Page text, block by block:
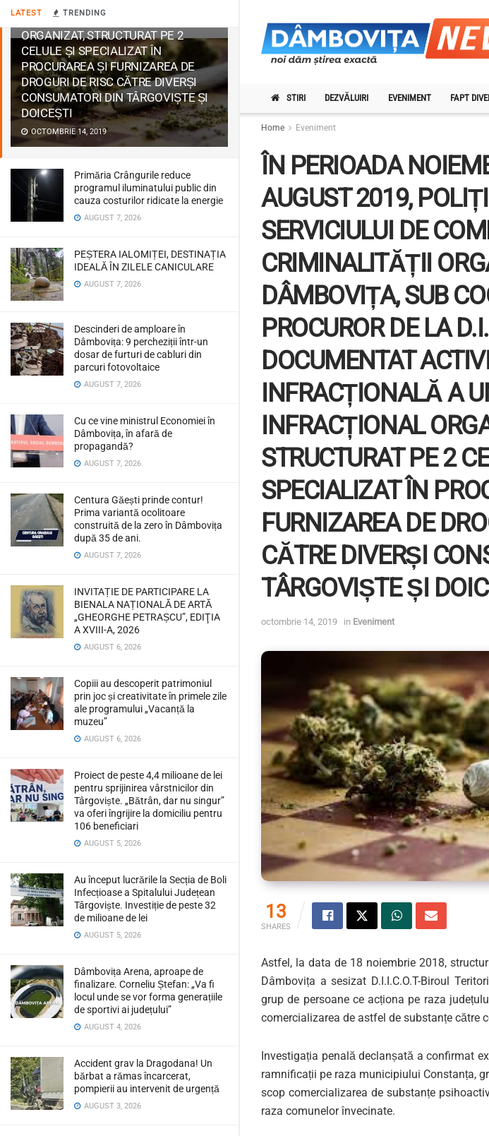
LATEST TRENDING
UNUI GRUP INFRACȚIONAL
ORGANIZAT, STRUCTURAT PE 2
CELULE ȘI SPECIALIZAT ÎN
PROCURAREA ȘI FURNIZAREA DE
DROGURI DE RISC CĂTRE DIVERȘI
CONSUMATORI DIN TÂRGOVIȘTE ȘI
DOICEȘTI
OCTOMBRIE 14, 2019
Primăria Crângurile reduce
programul iluminatului public din
cauza costurilor ridicate la energie
AUGUST 7, 2026
PEȘTERA IALOMIȚEI, DESTINAȚIA
IDEALĂ ÎN ZILELE CANICULARE
AUGUST 7, 2026
Descinderi de amploare în
Dâmbovița: 9 percheziții într-un
dosar de furturi de cabluri din
parcuri fotovoltaice
AUGUST 7, 2026
Cu ce vine ministrul Economiei în
Dâmbovița, în afară de
propagandă?
AUGUST 7, 2026
Centura Găești prinde contur!
Prima variantă ocolitoare
construită de la zero în Dâmbovița
după 35 de ani.
AUGUST 7, 2026
INVITAȚIE DE PARTICIPARE LA
BIENALA NAȚIONALĂ DE ARTĂ
„GHEORGHE PETRAȘCU”, EDIŢIA
A XVIII-A, 2026
AUGUST 6, 2026
Copiii au descoperit patrimoniul
prin joc și creativitate în primele zile
ale programului „Vacanță la
muzeu”
AUGUST 6, 2026
Proiect de peste 4,4 milioane de lei
pentru sprijinirea vârstnicilor din
Târgoviște. „Bătrân, dar nu singur”
va oferi îngrijire la domiciliu pentru
106 beneficiari
AUGUST 5, 2026
Au început lucrările la Secția de Boli
Infecțioase a Spitalului Județean
Târgoviște. Investiție de peste 32
de milioane de lei
AUGUST 5, 2026
Dâmbovița Arena, aproape de
finalizare. Corneliu Ștefan: „Va fi
locul unde se vor forma generațiile
de sportivi ai județului”
AUGUST 4, 2026
Accident grav la Dragodana! Un
bărbat a rămas încarcerat,
pompierii au intervenit de urgență
AUGUST 3, 2026
STIRI DEZVĂLUIRI EVENIMENT FAPT
Home Eveniment
ÎN PERIOADA
AUGUST 2019,
SERVICIULUI DE
CRIMINALITĂȚII
DÂMBOVIȚA, SUB
PROCUROR DE LA
DOCUMENTAT
INFRACȚIONALĂ A
INFRACȚIONAL
STRUCTURAT PE 2
SPECIALIZAT ÎN
FURNIZAREA DE
CĂTRE DIVERȘI
TÂRGOVIȘTE ȘI
octombrie 14, 2019 in Eveniment
13
SHARES
Astfel, la data de 18 noiembrie 2018,
Dâmbovița a sesizat D.I.I.C.O.T-Biroul
grup de persoane ce acționa pe raza
comercializarea de astfel de substanțe către
Investigația penală declanșată a confirmat
ramnificații pe raza municipiului Constanța,
scop comercializarea de substanțe
raza comunelor învecinate.